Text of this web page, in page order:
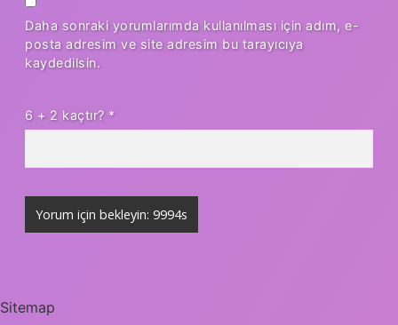
Daha sonraki yorumlarımda kullanılması için adım, e-
posta adresim ve site adresim bu tarayıcıya
kaydedilsin.
6 + 2 kaçtır? *
Sitemap